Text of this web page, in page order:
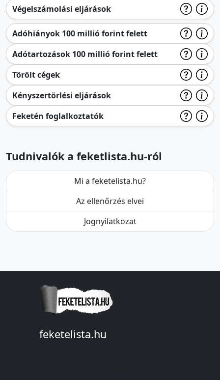
Végelszámolási eljárások
Adóhiányok 100 millió forint felett
Adótartozások 100 millió forint felett
Törölt cégek
Kényszertörlési eljárások
Feketén foglalkoztatók
Tudnivalók a feketlista.hu-ról
Mi a feketelista.hu?
Az ellenőrzés elvei
Jognyilatkozat
feketelista.hu